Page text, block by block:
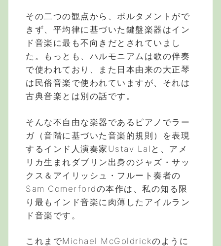
その二つの観点から、ポルタメントがで
きず、平均律に基づいた鍵盤楽器はイン
ド音楽に最も不向きだとされていまし
た。もっとも、ハルモニアムは歌の伴奏
で使われており、また日本由来の大正琴
は民俗音楽で使われていますが、それは
古典音楽とは別の話です。
そんな不自由な楽器であるピアノでラー
ガ（音階に基づいた音楽的規則）を表現
するインド人演奏家Ustav Lalと、アメ
リカ生まれダブリン出身のジャズ・サッ
クス＆アイリッシュ・フルート奏者の
Sam Comerfordの本作は、私の知る限
り最もインド音楽に肉薄したアイルラン
ド音楽です。
これまでMichael McGoldrickのように